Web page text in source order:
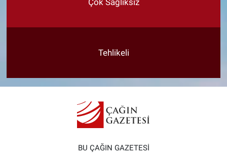
Tehlikeli
BU ÇAĞIN GAZETESİ